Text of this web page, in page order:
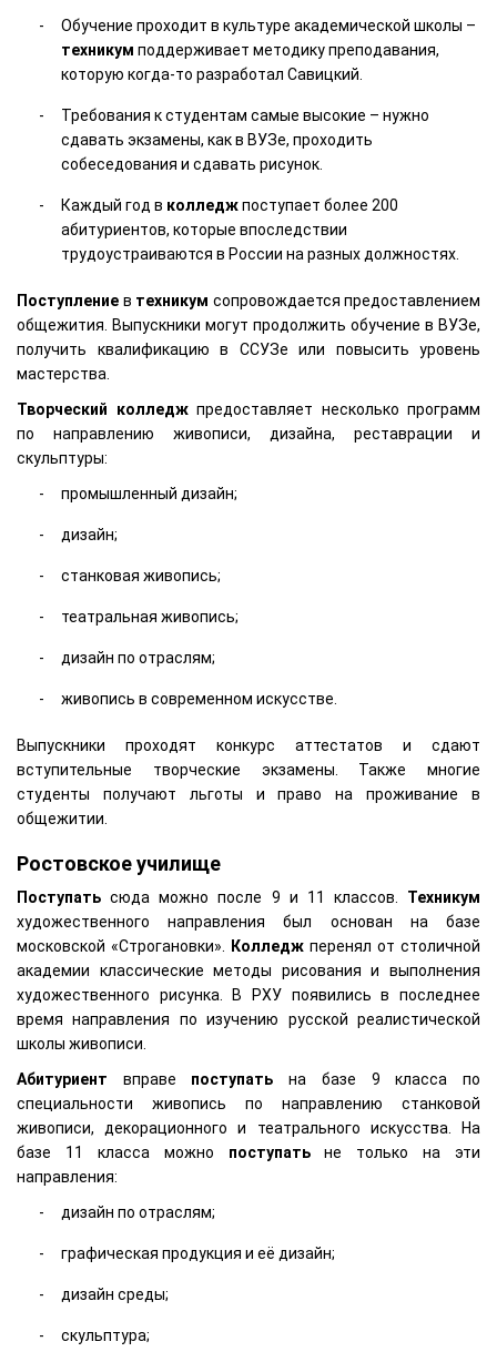
Обучение проходит в культуре академической школы –
техникум поддерживает методику преподавания,
которую когда-то разработал Савицкий.
Требования к студентам самые высокие – нужно
сдавать экзамены, как в ВУЗе, проходить
собеседования и сдавать рисунок.
Каждый год в колледжпоступает более 200
абитуриентов, которые впоследствии
трудоустраиваются в России на разных должностях.
Поступление в техникум сопровождается предоставлением
общежития. Выпускники могут продолжить обучение в ВУЗе,
получить квалификацию в ССУЗе или повысить уровень
мастерства.
Творческий
колледжпредоставляет несколько программ
по направлению живописи, дизайна, реставрации и
скульптуры:
промышленный дизайн;
дизайн;
станковая живопись;
театральная живопись;
дизайн по отраслям;
живопись в современном искусстве.
Выпускники проходят конкурс аттестатов и сдают
вступительные творческие экзамены. Также многие
студенты получают льготы и право на проживание в
общежитии.
Ростовское училище
Поступать сюда можно после 9 и 11 классов. Техникум
художественного направления был основан на базе
московской «Строгановки».
Колледж перенял от столичной
академии классические методы рисования и выполнения
художественного рисунка. В РХУ появились в последнее
время направления по изучению русской реалистической
школы живописи.
Абитуриент вправе поступать на базе 9 класса по
специальности живопись по направлению станковой
живописи, декорационного и театрального искусства. На
базе 11 класса можно поступатьне только на эти
направления:
дизайн по отраслям;
графическая продукция и её дизайн;
дизайн среды;
скульптура;